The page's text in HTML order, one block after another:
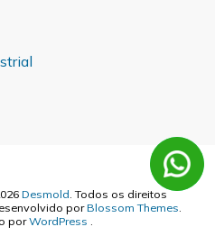
Desmold. Todos os direitos
porBlossom Themes.
porWordPress .